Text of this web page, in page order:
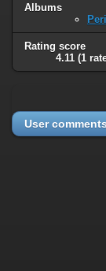
Albums
Rating score
4.11 (1
User comments